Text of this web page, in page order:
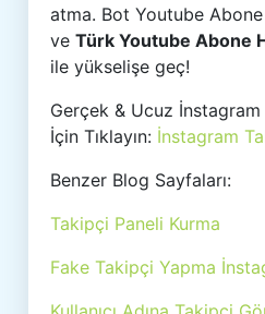
atma. Bot Youtube
veTürk Youtube Abone
ile yükselişe geç!
Gerçek & Ucuz
İçin Tıklayın: İnstagram
Benzer Blog Sayfaları:
Takipçi Paneli Kurma
Fake Takipçi Yapma